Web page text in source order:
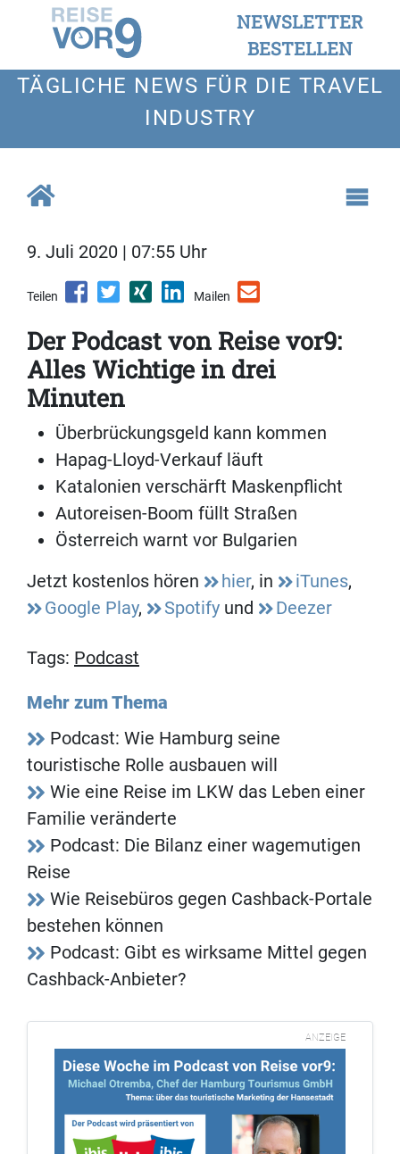
NEWSLETTER
BESTELLEN
TÄGLICHE NEWS FÜR DIE TRAVEL
INDUSTRY
9. Juli 2020 | 07:55 Uhr
Teilen Mailen
Der Podcast von Reise vor9:
Alles Wichtige in drei
Minuten
Überbrückungsgeld kann kommen
Hapag-Lloyd-Verkauf läuft
Katalonien verschärft Maskenpflicht
Autoreisen-Boom füllt Straßen
Österreich warnt vor Bulgarien
Jetzt kostenlos hören
hier, in iTunes,
Google Play, Spotify und Deezer
Tags: Podcast
Mehr zum Thema
Podcast: Wie Hamburg seine
touristische Rolle ausbauen will
Wie eine Reise im LKW das Leben einer
Familie veränderte
Podcast: Die Bilanz einer wagemutigen
Reise
Wie Reisebüros gegen Cashback-Portale
bestehen können
Podcast: Gibt es wirksame Mittel gegen
Cashback-Anbieter?
ANZEIGE